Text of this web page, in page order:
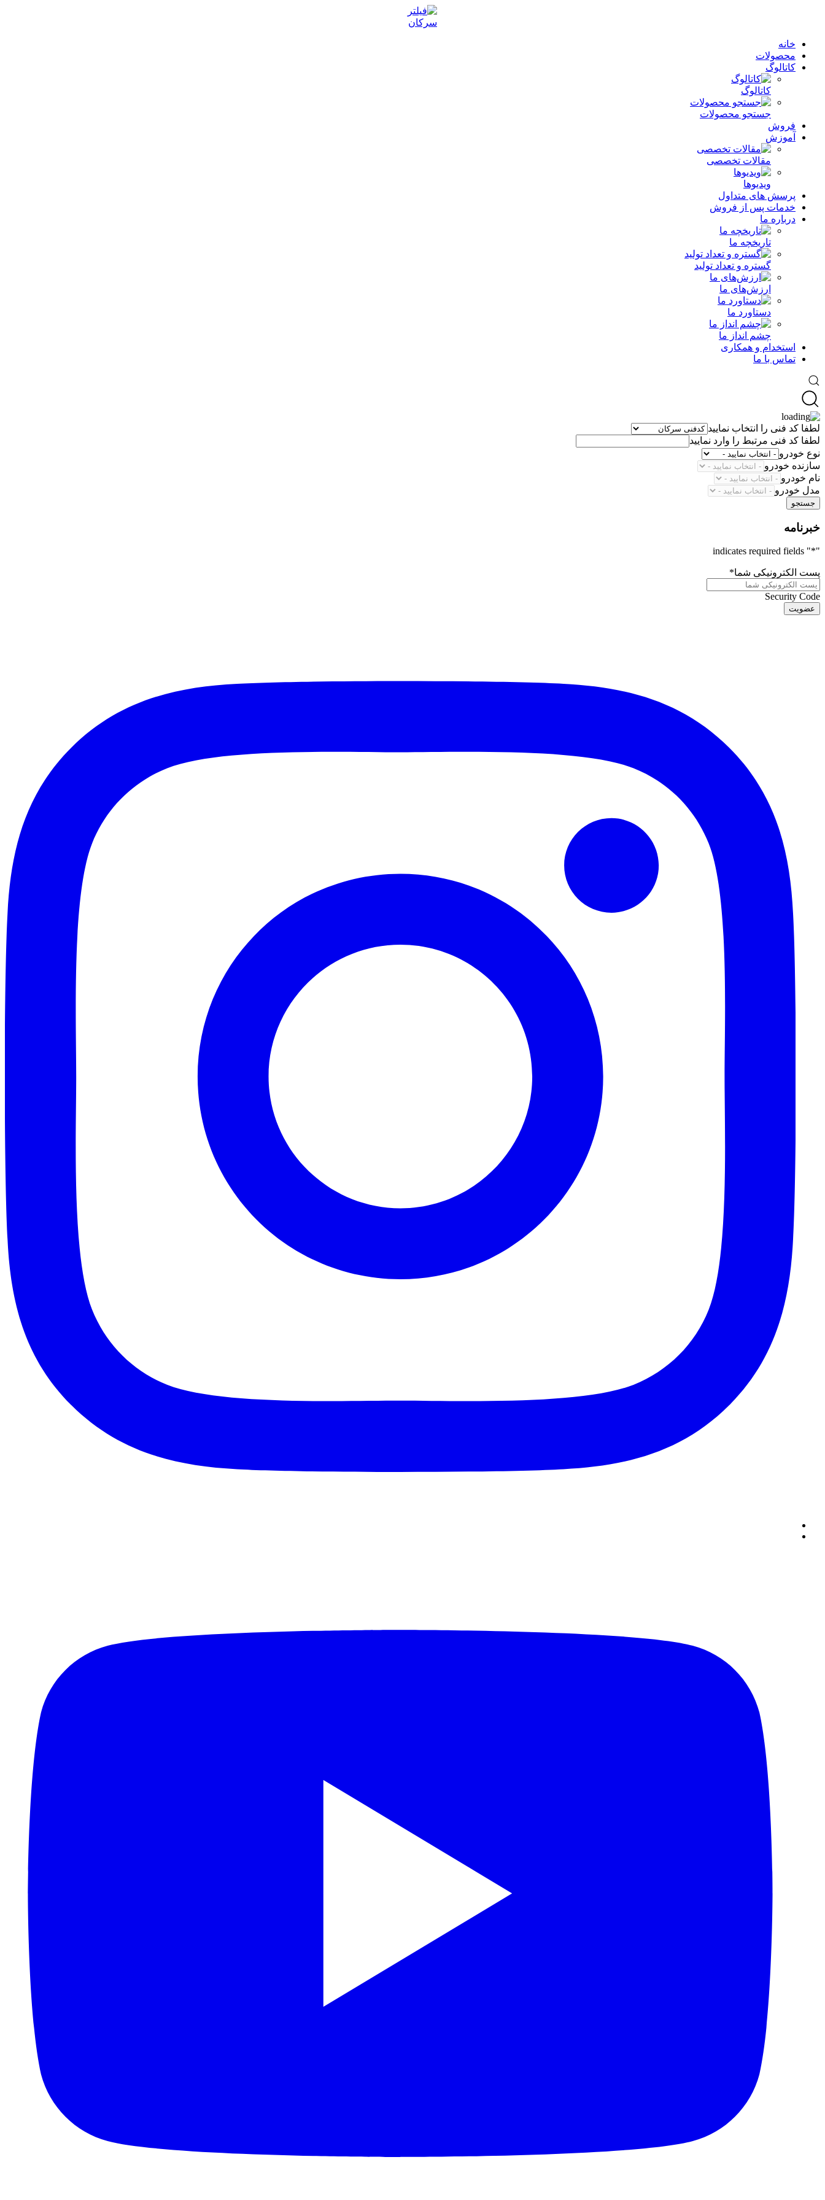
خانه
محصولات
کاتالوگ
کاتالوگ
جستجو محصولات
فروش
آموزش
مقالات تخصصی
ویدیوها
پرسش های متداول
خدمات پس از فروش
درباره ما
تاریخچه ما
گستره و تعداد تولید
ارزش‌های ما
دستاورد ما
چشم انداز ما
استخدام و همکاری
تماس با ما
لطفا کد فنی را انتخاب نمایید
لطفا کد فنی مرتبط را وارد نمایید
نوع خودرو
سازنده خودرو
نام خودرو
مدل خودرو
جستجو
خبرنامه
"
*
" indicates required fields
پست الکترونیکی شما*
Security Code